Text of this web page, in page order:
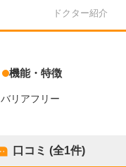
ドクター紹介
機能・特徴
バリアフリー
口コミ (全1件)